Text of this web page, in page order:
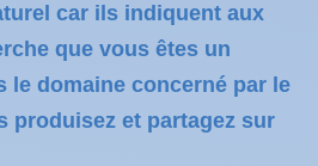
car ils indiquent aux
que vous êtes un
le domaine concerné par le
produisez et partagez sur